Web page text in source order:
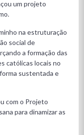
um projeto
na estruturação
social de
a formação das
católicas locais no
sustentada e
com o Projeto
para dinamizar as